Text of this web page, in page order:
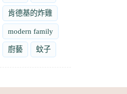
肯德基的炸雞
modern family
廚藝 蚊子